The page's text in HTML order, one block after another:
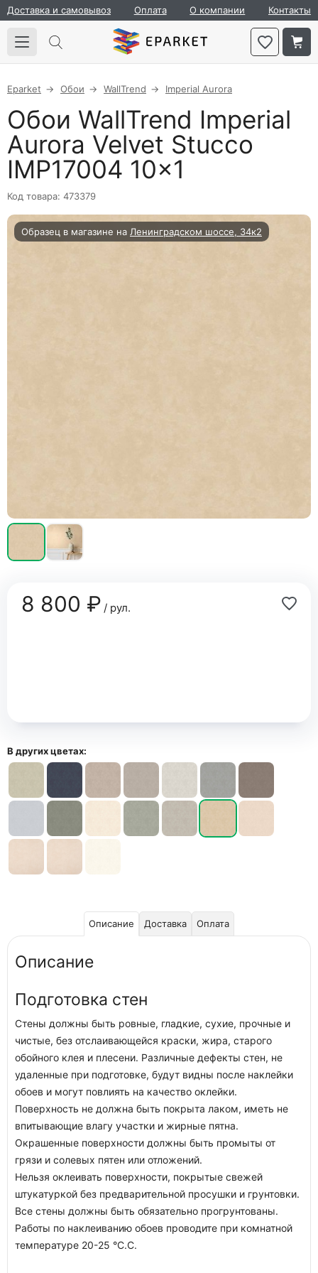
Доставка и самовывоз Оплата О компании Контакты
Eparket Обои WallTrend Imperial Aurora
Обои WallTrend Imperial
Aurora Velvet Stucco
IMP17004 10×1
Код товара: 473379
Образец в магазине на Ленинградском шоссе, 34к2
8 800 ₽/ рул.
В других цветах:
Описание Доставка Оплата
Описание
Подготовка стен
Стены должны быть ровные, гладкие, сухие, прочные и
чистые, без отслаивающейся краски, жира, старого
обойного клея и плесени. Различные дефекты стен, не
удаленные при подготовке, будут видны после наклейки
обоев и могут повлиять на качество оклейки.
Поверхность не должна быть покрыта лаком, иметь не
впитывающие влагу участки и жирные пятна.
Окрашенные поверхности должны быть промыты от
грязи и солевых пятен или отложений.
Нельзя оклеивать поверхности, покрытые свежей
штукатуркой без предварительной просушки и грунтовки.
Все стены должны быть обязательно прогрунтованы.
Работы по наклеиванию обоев проводите при комнатной
температуре 20-25 °C.C.